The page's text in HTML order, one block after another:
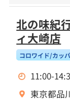
北の味紀
ィ大崎店
コロワイド/カッ
11:00-
東京都品